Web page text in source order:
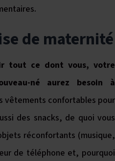
de maternité
tout ce dont vous, votre
né aurez besoin à
vêtements confortables pour
des snacks, de quoi vous
réconfortants (musique,
de téléphone et, pourquoi